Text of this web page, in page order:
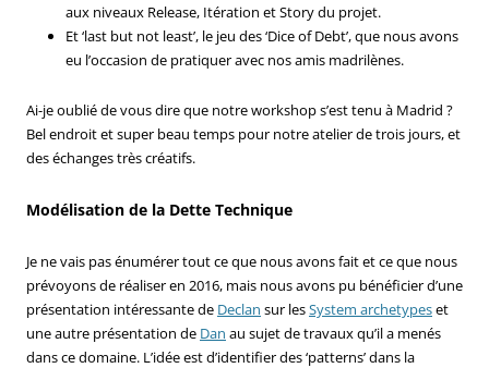
aux niveaux Release, Itération et Story du projet.
Et ‘last but not least’, le jeu des ‘Dice of Debt’, que nous avons
eu l’occasion de pratiquer avec nos amis madrilènes.
Ai-je oublié de vous dire que notre workshop s’est tenu à Madrid ?
Bel endroit et super beau temps pour notre atelier de trois jours, et
des échanges très créatifs.
Modélisation de la Dette Technique
Je ne vais pas énumérer tout ce que nous avons fait et ce que nous
prévoyons de réaliser en 2016, mais nous avons pu bénéficier d’une
présentation intéressante de Declan sur lesSystem archetypeset
une autre présentation de Dan au sujet de travaux qu’il a menés
dans ce domaine. L’idée est d’identifier des ‘patterns’ dans la